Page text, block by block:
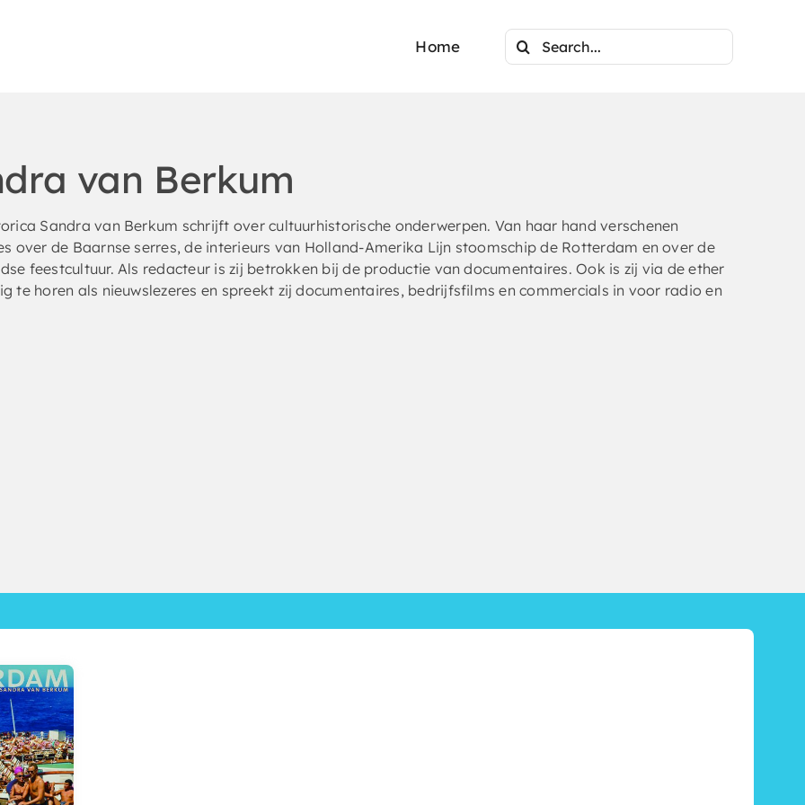
Home
Search
for:
van Berkum
Sandra van Berkum schrijft over cultuurhistorische onderwerpen. Van haar hand verschenen
over de Baarnse serres, de interieurs van Holland-Amerika Lijn stoomschip de Rotterdam en over de
feestcultuur. Als redacteur is zij betrokken bij de productie van documentaires. Ook is zij via de ether
te horen als nieuwslezeres en spreekt zij documentaires, bedrijfsfilms en commercials in voor radio en